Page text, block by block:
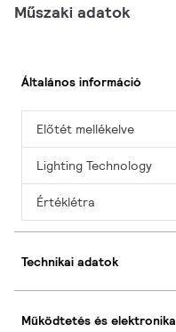
Műszaki adatok
Általános információ
Előtét mellékelve
Lighting Technology
Értéklétra
Technikai adatok
Működtetés és elektronika